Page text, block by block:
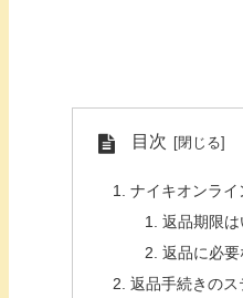
目次
ナイキオンラ
返品期限は
返品に必要
返品手続きの